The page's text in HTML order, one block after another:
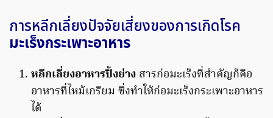
การหลีกเลี่ยงปัจจัยเสี่ยงของการเกิดโรค
มะเร็งกระเพาะอาหาร
หลีกเลี่ยงอาหารปิ้งย่าง สารก่อมะเร็งที่สำคัญก็คือ
อาหารที่ไหม้เกรียม ซึ่งทำให้ก่อมะเร็งกระเพาะอาหาร
ได้